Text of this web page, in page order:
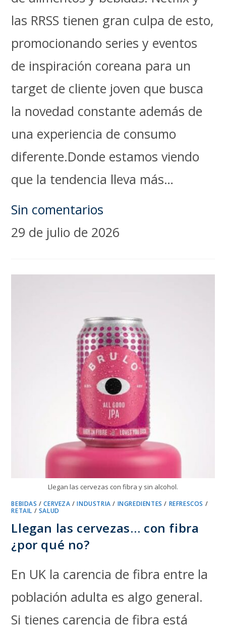
las RRSS tienen gran culpa de esto,
promocionando series y eventos
de inspiración coreana para un
target de cliente joven que busca
la novedad constante además de
una experiencia de consumo
diferente.Donde estamos viendo
que la tendencia lleva más…
Sin comentarios
29 de julio de 2026
Llegan las cervezas con fibra y sin alcohol.
BEBIDAS /CERVEZA /INDUSTRIA / INGREDIENTES / REFRESCOS /
RETAIL / SALUD
Llegan las cervezas… con fibra
¿por qué no?
En UK la carencia de fibra entre la
población adulta es algo general.
Si tienes carencia de fibra está